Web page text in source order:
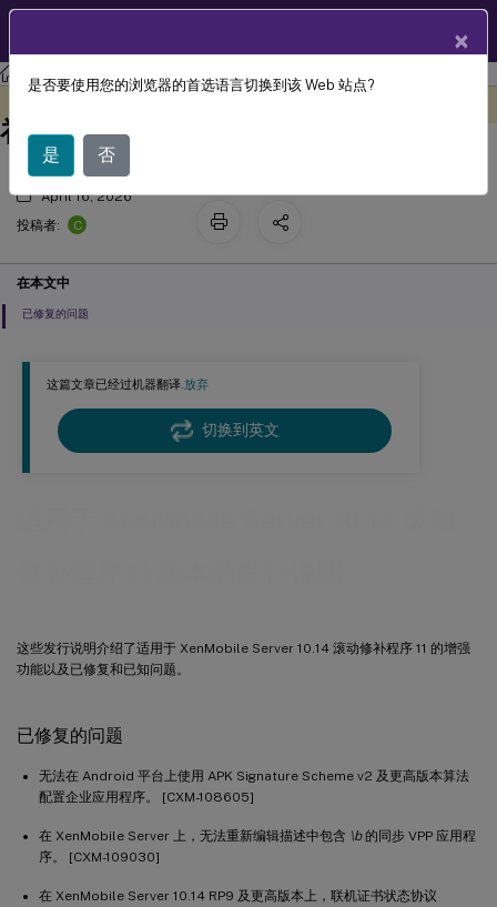
XenMobile Server 当前版本 XenMobile Server
这篇文章已经过机器翻译.放弃
切换到英文
这些发行说明介绍了适用于 XenMobile Server 10.14 滚动修补程序 11 的增强
功能以及已修复和已知问题。
已修复的问题
无法在 Android 平台上使用 APK Signature Scheme v2 及更高版本算法
配置企业应用程序。 [CXM-108605]
在 XenMobile Server 上，无法重新编辑描述中包含 \b的同步 VPP 应用程
序。 [CXM-109030]
在 XenMobile Server 10.14 RP9 及更高版本上，联机证书状态协议
适用于 XenMobile Server 10.14 滚动修
补程序 11 版本的发行说明
April 16, 2026
投稿者:
C
在本文中
已修复的问题
×
是否要使用您的浏览器的首选语言切换到该 Web 站点?
是 否